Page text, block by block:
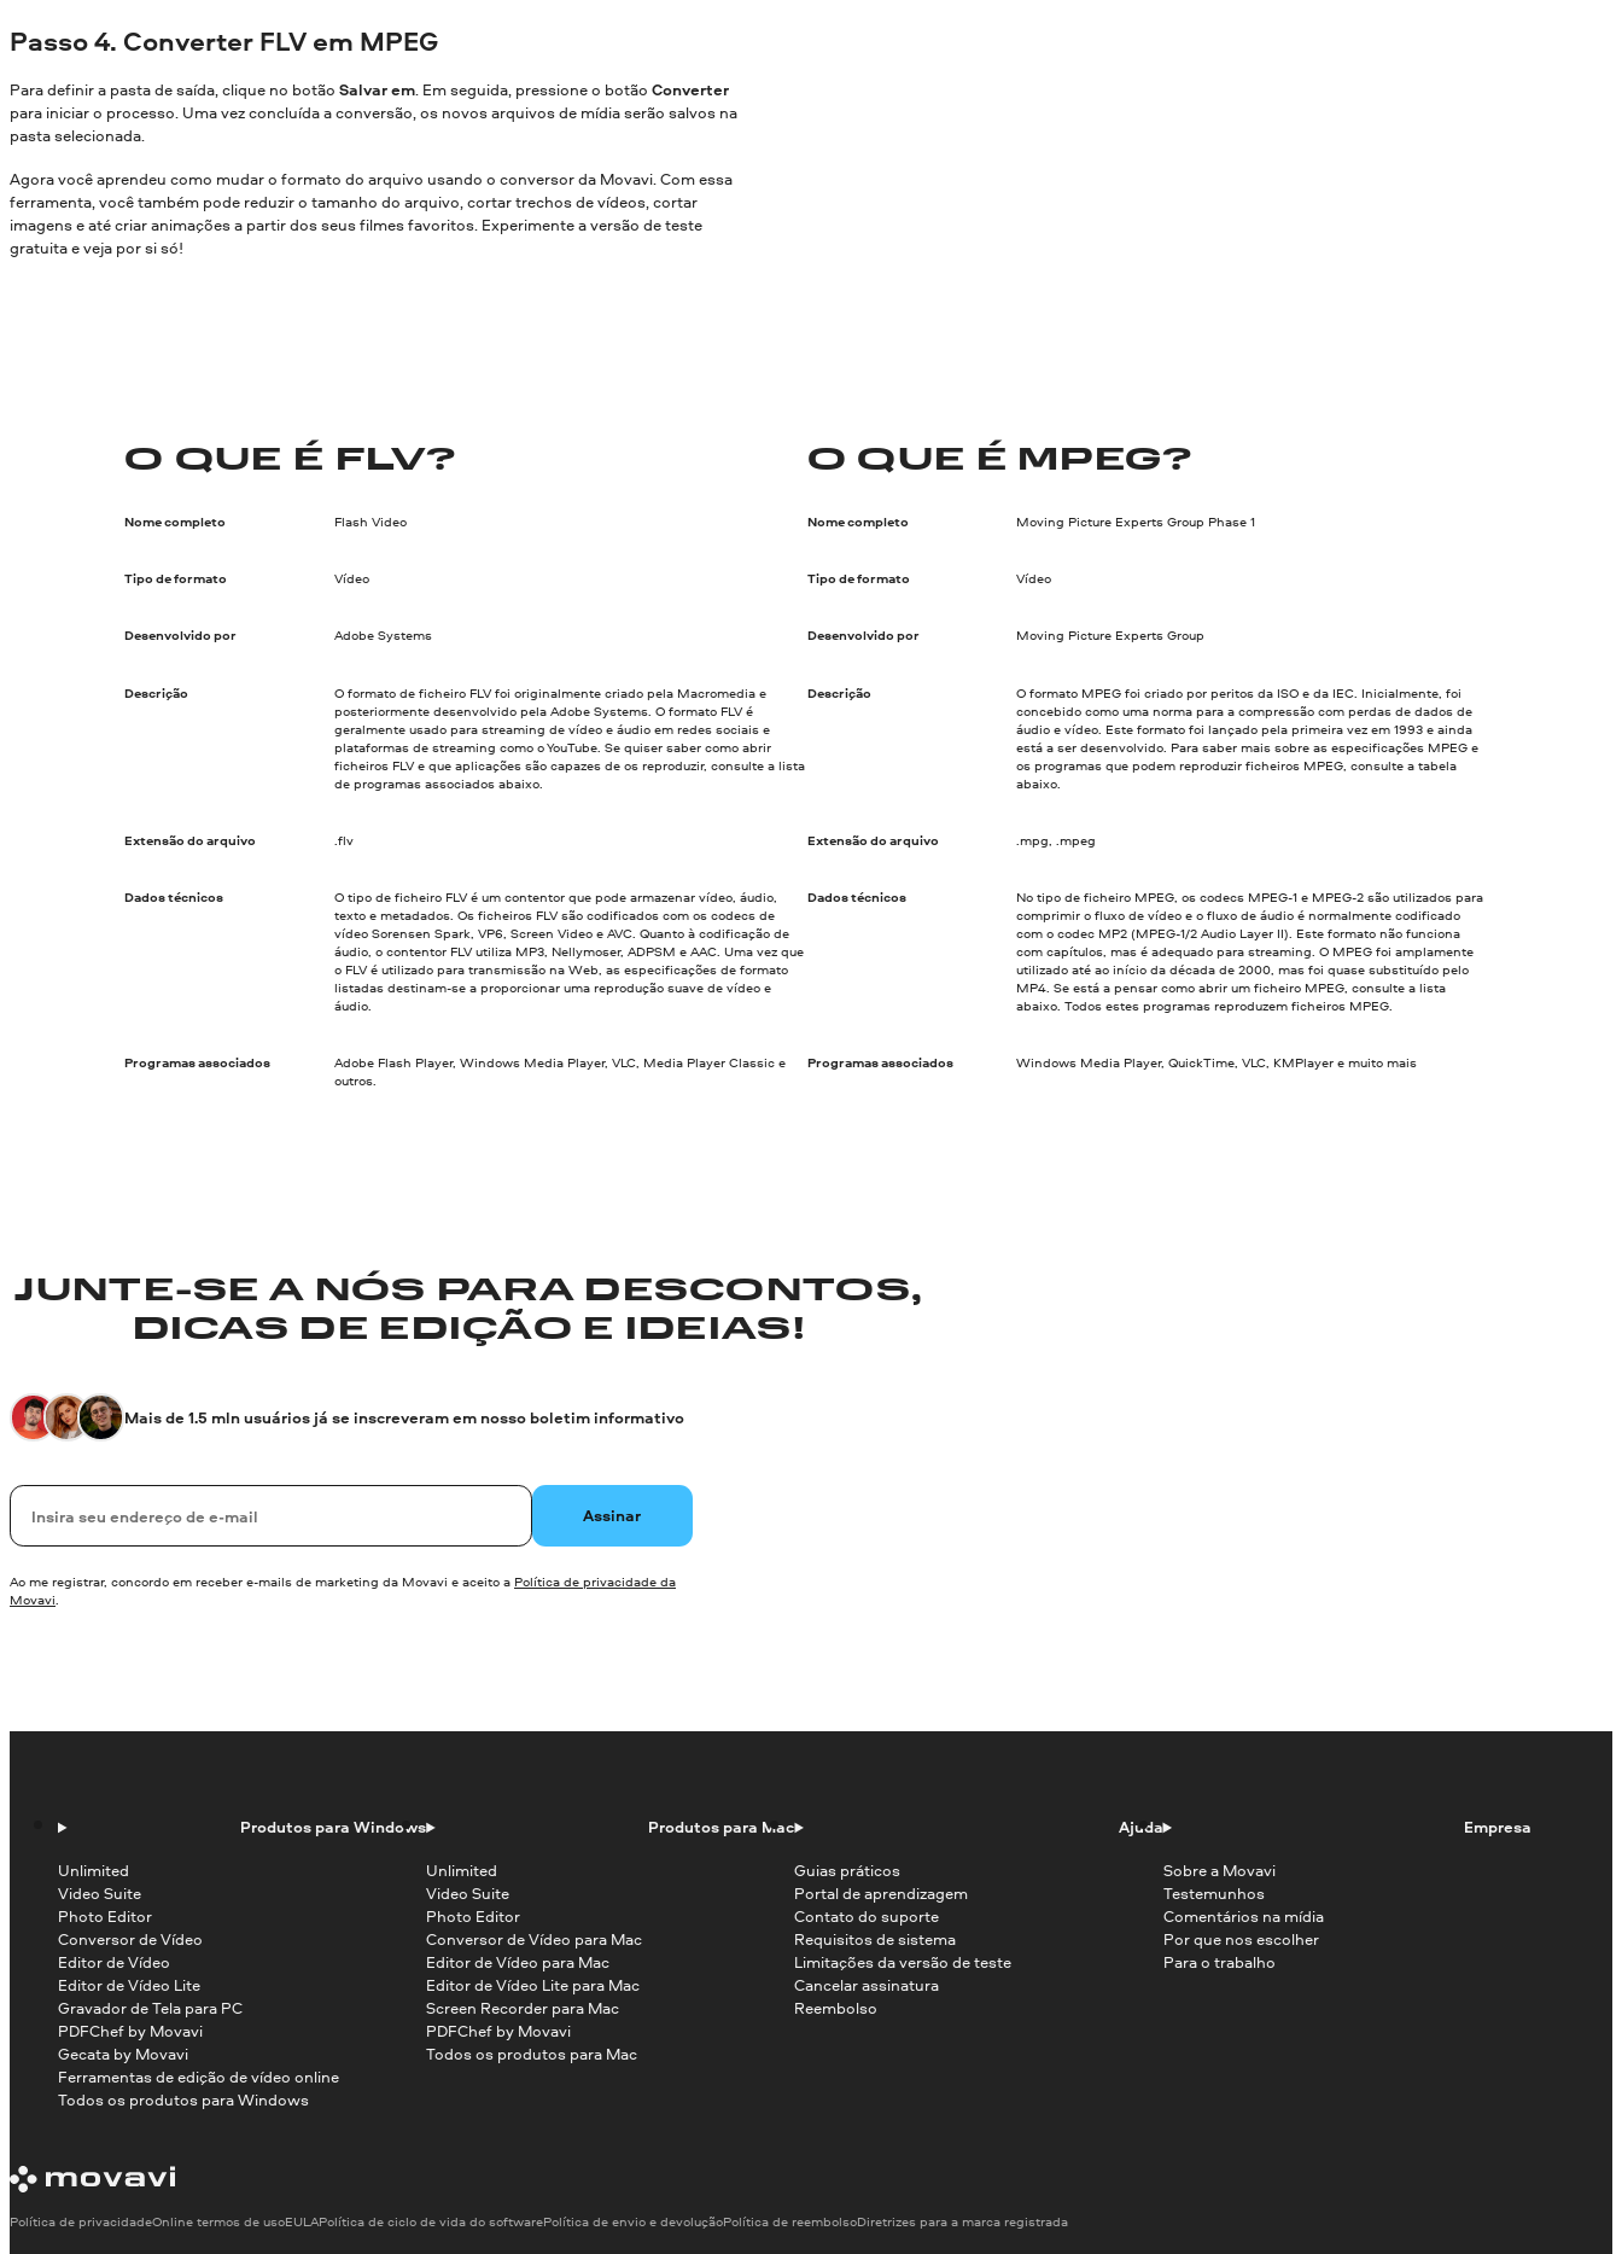
Passo 4. Converter FLV em MPEG
Para definir a pasta de saída, clique no botão Salvar em. Em seguida, pressione o botão Converter
para iniciar o processo. Uma vez concluída a conversão, os novos arquivos de mídia serão salvos na
pasta selecionada.
Agora você aprendeu como mudar o formato do arquivo usando o conversor da Movavi. Com essa
ferramenta, você também pode reduzir o tamanho do arquivo, cortar trechos de vídeos, cortar
imagens e até criar animações a partir dos seus filmes favoritos. Experimente a versão de teste
gratuita e veja por si só!
O QUE É FLV?
Nome completo Flash Video
Tipo de formato Vídeo
Desenvolvido por Adobe Systems
Descrição
O formato de ficheiro FLV foi originalmente criado pela Macromedia e
posteriormente desenvolvido pela Adobe Systems. O formato FLV é
geralmente usado para streaming de vídeo e áudio em redes sociais e
plataformas de streaming como o YouTube. Se quiser saber como abrir
ficheiros FLV e que aplicações são capazes de os reproduzir, consulte a lista
de programas associados abaixo.
Extensão do arquivo .flv
Dados técnicos
O tipo de ficheiro FLV é um contentor que pode armazenar vídeo, áudio,
texto e metadados. Os ficheiros FLV são codificados com os codecs de
vídeo Sorensen Spark, VP6, Screen Video e AVC. Quanto à codificação de
áudio, o contentor FLV utiliza MP3, Nellymoser, ADPSM e AAC. Uma vez que
o FLV é utilizado para transmissão na Web, as especificações de formato
listadas destinam-se a proporcionar uma reprodução suave de vídeo e
áudio.
Programas associados
Adobe Flash Player, Windows Media Player, VLC, Media Player Classic e
outros.
O QUE É MPEG?
Nome completo Moving Picture Experts Group Phase 1
Tipo de formato Vídeo
Desenvolvido por Moving Picture Experts Group
Descrição
O formato MPEG foi criado por peritos da ISO e da IEC. Inicialmente, foi
concebido como uma norma para a compressão com perdas de dados de
áudio e vídeo. Este formato foi lançado pela primeira vez em 1993 e ainda
está a ser desenvolvido. Para saber mais sobre as especificações MPEG e
os programas que podem reproduzir ficheiros MPEG, consulte a tabela
abaixo.
Extensão do arquivo .mpg, .mpeg
Dados técnicos
No tipo de ficheiro MPEG, os codecs MPEG-1 e MPEG-2 são utilizados para
comprimir o fluxo de vídeo e o fluxo de áudio é normalmente codificado
com o codec MP2 (MPEG-1/2 Audio Layer II). Este formato não funciona
com capítulos, mas é adequado para streaming. O MPEG foi amplamente
utilizado até ao início da década de 2000, mas foi quase substituído pelo
MP4. Se está a pensar como abrir um ficheiro MPEG, consulte a lista
abaixo. Todos estes programas reproduzem ficheiros MPEG.
Programas associados Windows Media Player, QuickTime, VLC, KMPlayer e muito mais
JUNTE-SE A NÓS PARA DESCONTOS,
DICAS DE EDIÇÃO E IDEIAS!
Mais de 1.5 mln usuários já se inscreveram em nosso boletim informativo
Seu e-mail Assinar
Ao me registrar, concordo em receber e-mails de marketing da Movavi e aceito a Política de privacidade da
Movavi.
Produtos para Windows
Unlimited
Video Suite
Photo Editor
Conversor de Vídeo
Editor de Vídeo
Editor de Vídeo Lite
Gravador de Tela para PC
PDFChef by Movavi
Gecata by Movavi
Ferramentas de edição de vídeo online
Todos os produtos para Windows
Produtos para Mac
Unlimited
Video Suite
Photo Editor
Conversor de Vídeo para Mac
Editor de Vídeo para Mac
Editor de Vídeo Lite para Mac
Screen Recorder para Mac
PDFChef by Movavi
Todos os produtos para Mac
Ajuda
Guias práticos
Portal de aprendizagem
Contato do suporte
Requisitos de sistema
Limitações da versão de teste
Cancelar assinatura
Reembolso
Empresa
Sobre a Movavi
Testemunhos
Comentários na mídia
Por que nos escolher
Para o trabalho
Política de privacidadeOnline termos de usoEULAPolítica de ciclo de vida do softwarePolítica de envio e devoluçãoPolítica de reembolsoDiretrizes para a marca registrada